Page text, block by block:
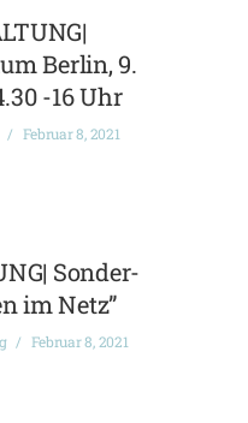
Berlin, 9.
-16 Uhr
Februar 8, 2021
Sonder-
im Netz”
Februar 8, 2021